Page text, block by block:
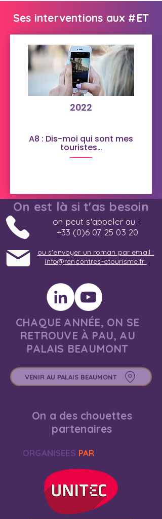
Ses interventions aux #ET
2022
A8 : Dis-moi qui sont mes
touristes…
On est là si t'as besoin
on peut s'appeler au :
+33 (0)6 07 25 03 20
ou s'envoyer un roman par email :
info@rencontres-etourisme.fr
CHAQUE ANNÉE, ON SE
RETROUVE À PAU, AU
PALAIS BEAUMONT
VENIR AU PALAIS BEAUMONT
On a des chouettes
partenaires
ORGANISEES PAR